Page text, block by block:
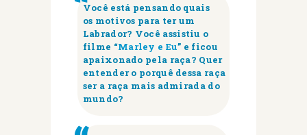
Você está pensando quais
os motivos para ter um
Labrador? Você assistiu o
filme “Marley e Eu” e ficou
apaixonado pela raça? Quer
entender o porquê dessa raça
ser a raça mais admirada do
mundo?